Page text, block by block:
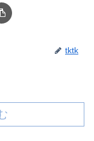
tktk